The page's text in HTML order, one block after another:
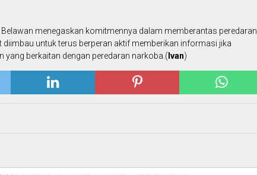
menegaskan komitmennya dalam memberantas peredaran
untuk terus berperan aktif memberikan informasi jika
berkaitan dengan peredaran narkoba.(Ivan)